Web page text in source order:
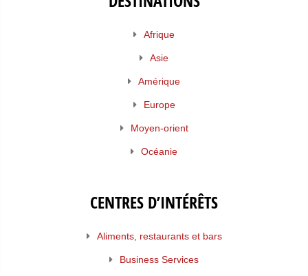
Afrique
Asie
Amérique
Europe
Moyen-orient
Océanie
CENTRES D’INTÉRÊTS
Aliments, restaurants et bars
Business Services